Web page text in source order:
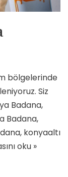
bölgelerinde
Siz
Badana,
Badana,
konyaaltı
oku »